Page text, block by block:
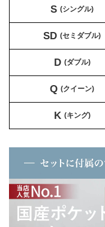
S (シングル)
SD (セミダブル)
D (ダブル)
Q (クイーン)
K (キング)